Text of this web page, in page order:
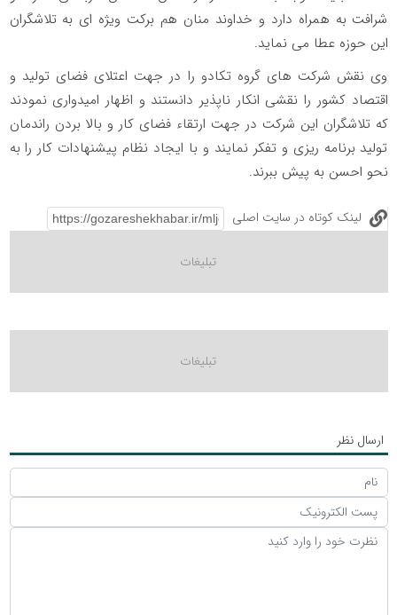
شرافت به همراه دارد و خداوند منان هم برکت ویژه ای به تلاشگران
این حوزه عطا می نماید.
وی نقش شرکت های گروه تکادو را در جهت اعتلای فضای تولید و
اقتصاد کشور را نقشی انکار ناپذیر دانستند و اظهار امیدواری نمودند
که تلاشگران این شرکت در جهت ارتقاء فضای کار و بالا بردن راندمان
تولید برنامه ریزی و تفکر نمایند و با ایجاد نظام پیشنهادات کار را به
نحو احسن به پیش ببرند.
لینک کوتاه در سایت اصلی
ارسال نظر